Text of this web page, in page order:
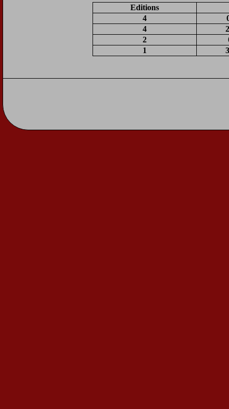
Editions
4
4
2
1